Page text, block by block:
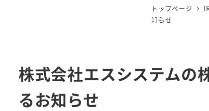
トップページ
知らせ
株式会社エスシステムの
るお知らせ